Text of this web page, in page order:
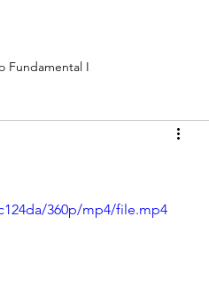
Fundamental I
360p/mp4/file.mp4